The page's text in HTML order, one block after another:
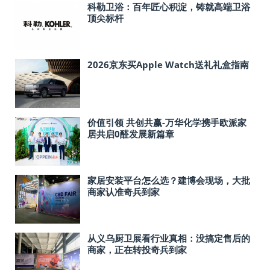
科勒卫浴：百年匠心积淀，铸就高端卫浴
顶尖标杆
2026京东买Apple Watch送礼礼盒指南
价值引领 共创共赢-万华化学携手欧派家
居共启0醛发展新篇章
家居安装平台怎么选？建博会现场，大批
商家认准奇兵到家
从义乌厨卫展看行业真相：没搞定售后的
商家，正在转投奇兵到家